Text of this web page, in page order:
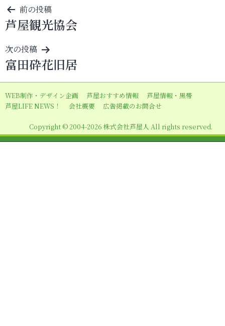
投
稿
ナ
ビ
ゲ
ー
シ
ン
前の投稿
芦屋観光協会
次の投稿
富田砕花旧居
WEB制作・デザイン企画 芦屋おすすめ情報
芦屋情報・黒帯
芦屋LIFE NEWS！
会社概要 広告掲載のお問合せ
Copyright © 2004-2026 株式会社芦屋人 All rights reserved.